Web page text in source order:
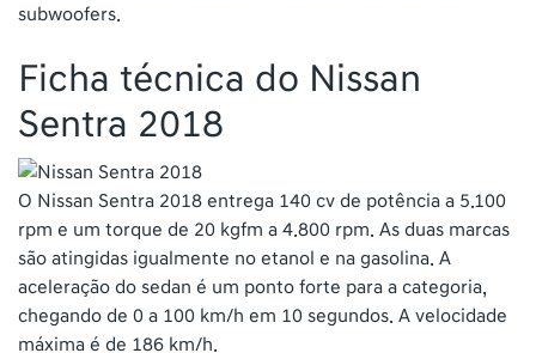
subwoofers.
Ficha técnica do Nissan
Sentra 2018
O Nissan Sentra 2018 entrega 140 cv de potência a 5.100
rpm e um torque de 20 kgfm a 4.800 rpm. As duas marcas
são atingidas igualmente no etanol e na gasolina. A
aceleração do sedan é um ponto forte para a categoria,
chegando de 0 a 100 km/h em 10 segundos. A velocidade
máxima é de 186 km/h.